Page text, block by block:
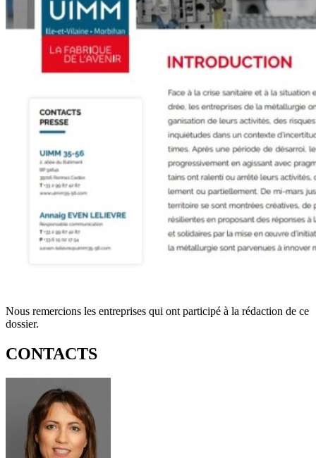
Nous remercions les entreprises qui ont participé à la rédaction de ce
dossier.
CONTACTS